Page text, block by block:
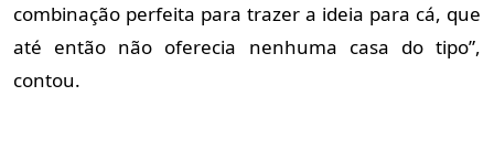
combinação perfeita para trazer a ideia para cá, que
até então não oferecia nenhuma casa do tipo”,
contou.